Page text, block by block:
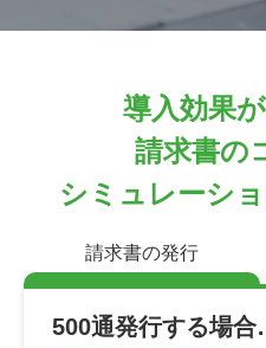
導入効果
請求書の
シミュレーシ
請求書の発行
500通発行する場